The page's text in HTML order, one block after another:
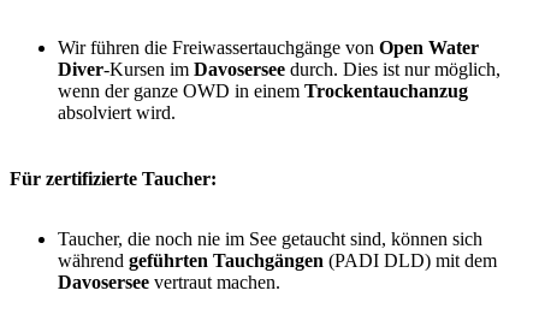
Wir führen die Freiwassertauchgänge von Open Water
Diver-Kursen im Davosersee durch. Dies ist nur möglich,
wenn der ganze OWD in einem Trockentauchanzug
absolviert wird.
Für zertifizierte Taucher:
Taucher, die noch nie im See getaucht sind, können sich
während geführten Tauchgängen (PADI DLD) mit dem
Davosersee vertraut machen.